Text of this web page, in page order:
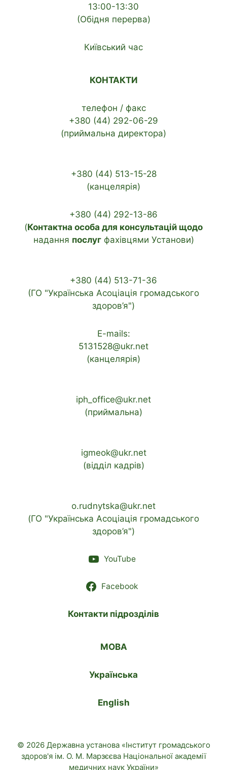
13:00-13:30
(Обідня перерва)
Київський час
КОНТАКТИ
телефон / факс
+380 (44) 292-06-29
(приймальна директора)
+380 (44) 513-15-28
(канцелярія)
+380 (44) 292-13-86
(Контактна особа для консультацій щодо
надання послугфахівцями Установи)
+380 (44) 513-71-36
(ГО "Українська Асоціація громадського
здоров’я")
E-mails:
5131528@ukr.net
(канцелярія)
iph_office@ukr.net
(приймальна)
igmeok@ukr.net
(відділ кадрів)
o.rudnytska@ukr.net
(ГО "Українська Асоціація громадського
здоров’я")
YouTube
Facebook
Контакти підрозділів
МОВА
Українська
English
© 2026 Державна установа «Інститут громадського
здоров'я ім. О. М. Марзєєва Національної академії
медичних наук України»